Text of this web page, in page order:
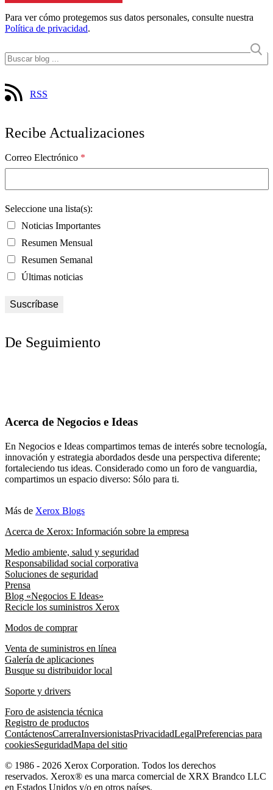
Para ver cómo protegemos sus datos personales, consulte nuestra
Política de privacidad.
RSS
Recibe Actualizaciones
Correo Electrónico *
Seleccione una lista(s):
Noticias Importantes
Resumen Mensual
Resumen Semanal
Últimas noticias
De Seguimiento
Acerca de Negocios e Ideas
En Negocios e Ideas compartimos temas de interés sobre tecnología,
innovación y estrategia abordados desde una perspectiva diferente;
fortaleciendo tus ideas. Considerado como un foro de vanguardia,
compartimos un espacio diverso: Sólo para ti.
Más de Xerox Blogs
Acerca de Xerox: Información sobre la empresa
Medio ambiente, salud y seguridad
Responsabilidad social corporativa
Soluciones de seguridad
Prensa
Blog «Negocios E Ideas»
Recicle los suministros Xerox
Modos de comprar
Venta de suministros en línea
Galería de aplicaciones
Busque su distribuidor local
Soporte y drivers
Foro de asistencia técnica
Registro de productos
ContáctenosCarreraInversionistasPrivacidadLegalPreferencias para
cookiesSeguridadMapa del sitio
© 1986 - 2026 Xerox Corporation. Todos los derechos
reservados. Xerox® es una marca comercial de XRX Brandco LLC
en Estados Unidos y/o en otros países.